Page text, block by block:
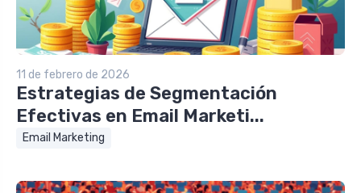
11 de febrero de 2026
Estrategias de Segmentación
Efectivas en Email Marketi...
Email Marketing